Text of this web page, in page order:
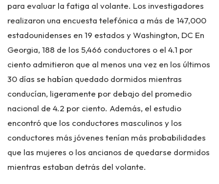
para evaluar la fatiga al volante. Los investigadores
realizaron una encuesta telefónica a más de 147,000
estadounidenses en 19 estados y Washington, DC En
Georgia, 188 de los 5,466 conductores o el 4.1 por
ciento admitieron que al menos una vez en los últimos
30 días se habían quedado dormidos mientras
conducían, ligeramente por debajo del promedio
nacional de 4.2 por ciento. Además, el estudio
encontró que los conductores masculinos y los
conductores más jóvenes tenían más probabilidades
que las mujeres o los ancianos de quedarse dormidos
mientras estaban detrás del volante.